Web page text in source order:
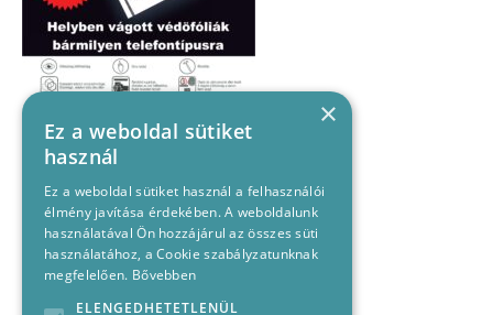
×
Ez a weboldal sütiket
használ
Ez a weboldal sütiket használ a felhasználói
élmény javítása érdekében. A weboldalunk
használatával Ön hozzájárul az összes süti
használatához, a Cookie szabályzatunknak
megfelelően. Bővebben
ELENGEDHETETLENÜL